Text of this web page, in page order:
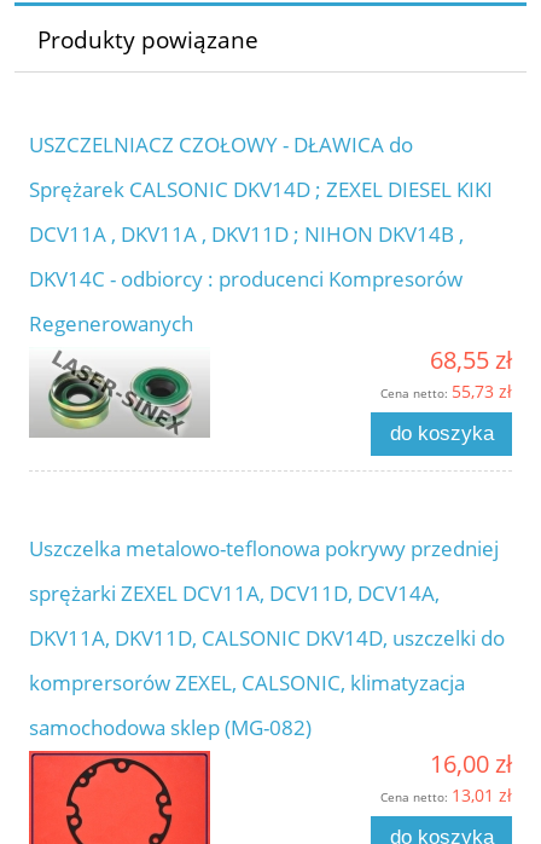
Produkty powiązane
USZCZELNIACZ CZOŁOWY - DŁAWICA do
Sprężarek CALSONIC DKV14D ; ZEXEL DIESEL KIKI
DCV11A , DKV11A , DKV11D ; NIHON DKV14B ,
DKV14C - odbiorcy : producenci Kompresorów
Regenerowanych
68,55 zł
Cena netto: 55,73 zł
do koszyka
Uszczelka metalowo-teflonowa pokrywy przedniej
sprężarki ZEXEL DCV11A, DCV11D, DCV14A,
DKV11A, DKV11D, CALSONIC DKV14D, uszczelki do
komprersorów ZEXEL, CALSONIC, klimatyzacja
samochodowa sklep (MG-082)
16,00 zł
Cena netto: 13,01 zł
do koszyka